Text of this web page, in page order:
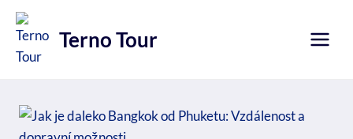
Přeskočit
obsah
Terno Tour